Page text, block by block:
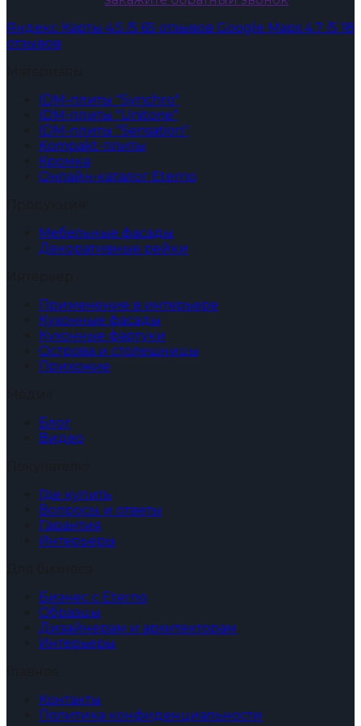
Яндекс Карты 4.5 /5 65 отзывов Google Maps 4.7 /5 18
отзывов
IDM-плиты "Synchro"
IDM-плиты "Unitone"
IDM-плиты "Sensation"
Kompakt-плиты
Кромка
Онлайн-каталог Eterno
Мебельные фасады
Декоративные рейки
Применение в интерьере
Кухонные фасады
Кухонные фартуки
Острова и столешницы
Прихожие
Блог
Видео
Где купить
Вопросы и ответы
Гарантия
Интерьеры
Бизнес с Eterno
Образцы
Дизайнерам и архитекторам
Интерьеры
Контакты
Политика конфиденциальности